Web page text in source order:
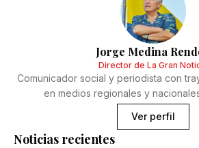
Noticias recientes
Jorge Medina
Director de La Gran
Comunicador social y periodista con
en medios regionales y
Ver perfil